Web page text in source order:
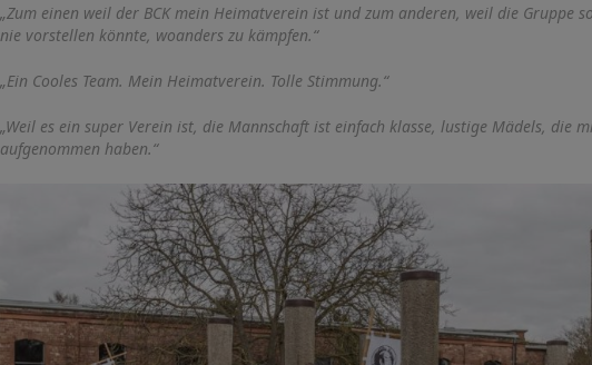
„Zum einen weil der BCK mein Heimatverein ist und zum anderen, weil die Gruppe
nie vorstellen könnte, woanders zu kämpfen.“
„Ein Cooles Team. Mein Heimatverein. Tolle Stimmung.“
„Weil es ein super Verein ist, die Mannschaft ist einfach klasse, lustige Mädels, die
aufgenommen haben.“